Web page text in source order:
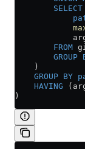
        SELECT
        FROM
GROUP
    )
    GROUP BY
    HAVING
)